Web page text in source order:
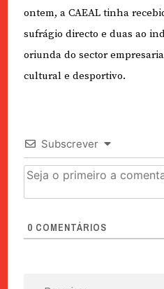
ontem, a CAEAL tinha
sufrágio directo e duas ao
oriunda do sector
cultural e desportivo.
Subscrever
0 COMENTÁRIOS